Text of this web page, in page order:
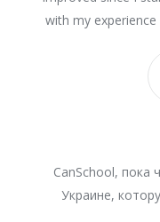
with my
CanSchool, пока
Украине,